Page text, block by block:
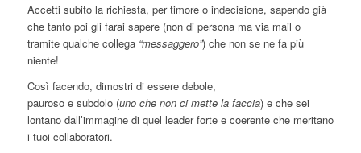
Accetti subito la richiesta, per timore o indecisione, sapendo già
che tanto poi gli farai sapere (non di persona ma via mail o
tramite qualche collega “messaggero”) che non se ne fa più
niente!
Così facendo, dimostri di essere debole,
pauroso e subdolo (uno che non ci mette la faccia) e che sei
lontano dall’immagine di quel leader forte e coerente che meritano
i tuoi collaboratori.